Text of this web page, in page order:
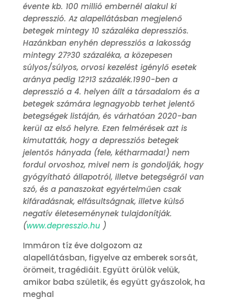
évente kb. 100 millió embernél alakul ki
depresszió. Az alapellátásban megjelenő
betegek mintegy 10 százaléka depressziós.
Hazánkban enyhén depressziós a lakosság
mintegy 27?30 százaléka, a közepesen
súlyos/súlyos, orvosi kezelést igénylő esetek
aránya pedig 12?13 százalék.1990-ben a
depresszió a 4. helyen állt a társadalom és a
betegek számára legnagyobb terhet jelentő
betegségek listáján, és várhatóan 2020-ban
kerül az első helyre. Ezen felmérések azt is
kimutatták, hogy a depressziós betegek
jelentős hányada (fele, kétharmada!) nem
fordul orvoshoz, mivel nem is gondolják, hogy
gyógyítható állapotról, illetve betegségről van
szó, és a panaszokat egyértelműen csak
kifáradásnak, elfásultságnak, illetve külső
negatív életeseménynek tulajdonítják.
(www.depresszio.hu)
Immáron tíz éve dolgozom az
alapellátásban, figyelve az emberek sorsát,
örömeit, tragédiáit. Együtt örülök velük,
amikor baba születik, és együtt gyászolok, ha
meghal